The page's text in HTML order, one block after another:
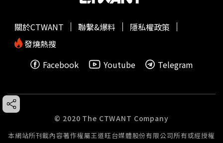
關於CTWANT 聯繫&爆料
隱私權政策
發燒熱搜
Facebook
Youtube Telegram
© 2020 The CTWANT Company
本網站所刊載內容著作權屬王道旺台媒體股份有限公司所有或經授權